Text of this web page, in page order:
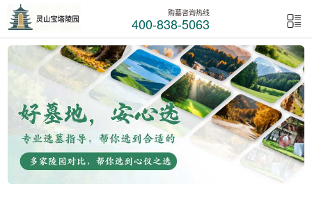
购墓咨询热线
400-838-5063